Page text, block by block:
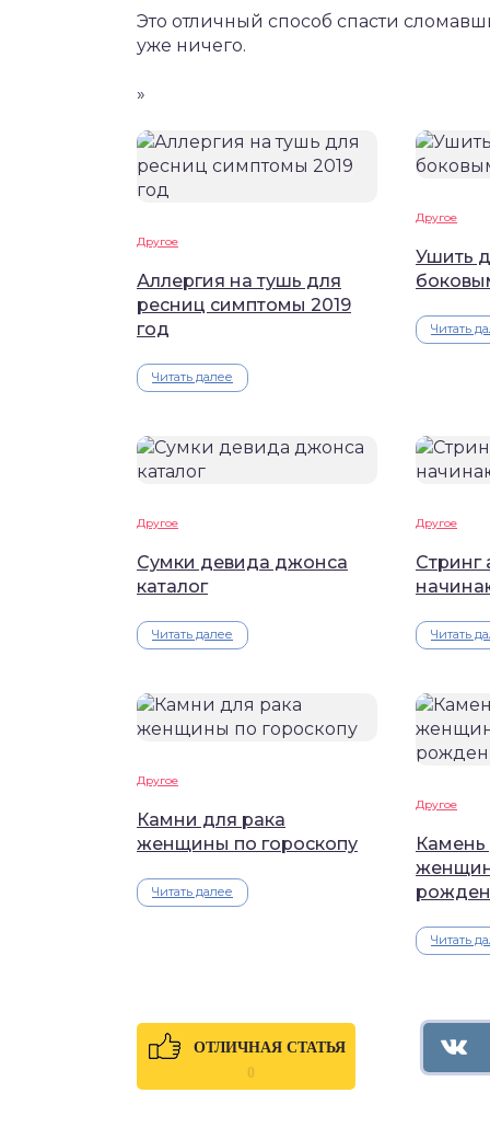
Это отличный способ спасти
уже ничего.
»
Другое
Аллергия на тушь для
ресниц симптомы 2019
год
Читать далее
Другое
Ушить
Читать
Другое
Сумки девида джонса
каталог
Читать далее
Другое
Стринг
Читать
Другое
Камни для рака
женщины по гороскопу
Читать далее
Другое
Камень
Читать
ОТЛИЧНАЯ СТАТЬЯ
0